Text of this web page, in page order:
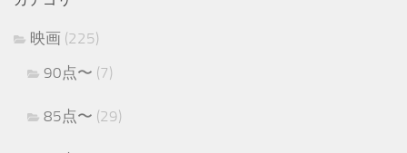
映画 (225)
90点〜 (7)
85点〜 (29)